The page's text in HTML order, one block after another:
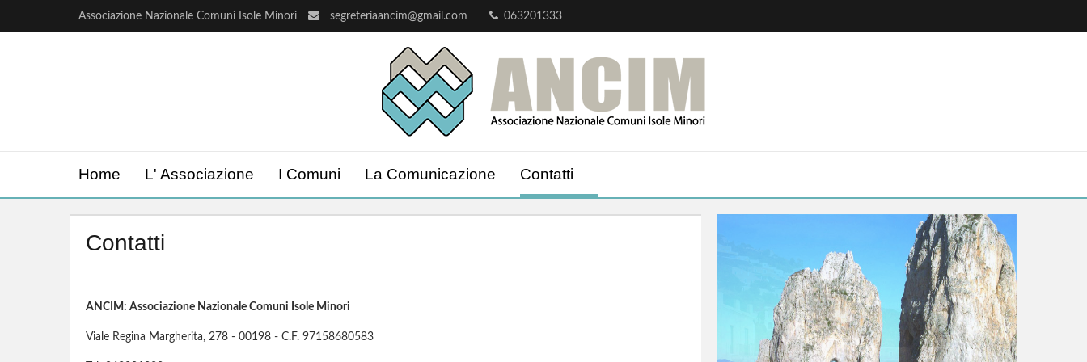
Associazione Nazionale Comuni Isole Minori segreteriaancim@gmail.com 063201333
Home L' Associazione I Comuni La Comunicazione Contatti
Contatti
ANCIM: Associazione Nazionale Comuni Isole Minori
Viale Regina Margherita, 278 - 00198 - C.F. 97158680583